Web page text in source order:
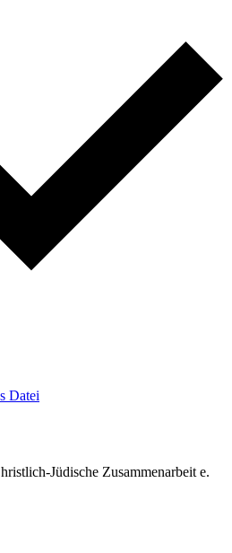
Datei
Jüdische Zusammenarbeit e.